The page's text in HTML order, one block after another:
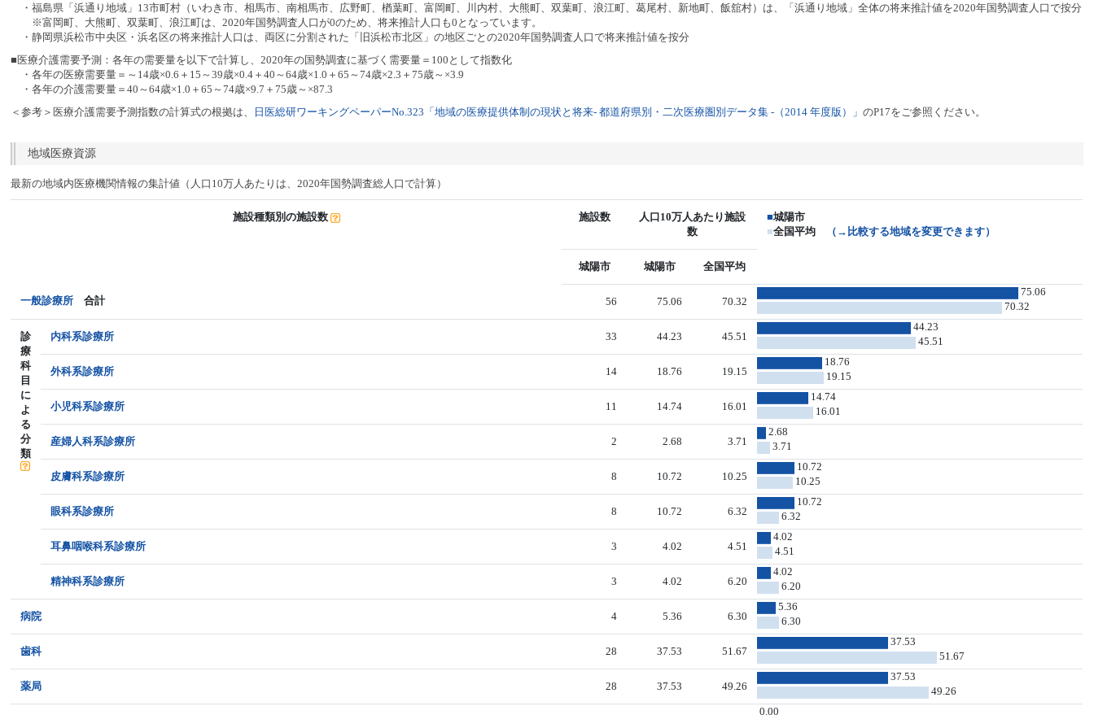
・福島県「浜通り地域」13市町村（いわき市、相馬市、南相馬市、広野町、楢葉町、富岡町、川内村、大熊町、双葉町、浪江町、葛尾村、新地町、飯舘村）は、「浜通り地域」全体の将来推計値を2020年国勢調査人口で按分
※富岡町、大熊町、双葉町、浪江町は、2020年国勢調査人口が0のため、将来推計人口も0となっています。
・静岡県浜松市中央区・浜名区の将来推計人口は、両区に分割された「旧浜松市北区」の地区ごとの2020年国勢調査人口で将来推計値を按分
■医療介護需要予測：各年の需要量を以下で計算し、2020年の国勢調査に基づく需要量＝100として指数化
・各年の医療需要量＝～14歳×0.6＋15～39歳×0.4＋40～64歳×1.0＋65～74歳×2.3＋75歳～×3.9
・各年の介護需要量＝40～64歳×1.0＋65～74歳×9.7＋75歳～×87.3
＜参考＞医療介護需要予測指数の計算式の根拠は、
日医総研ワーキングペーパーNo.323「地域の医療提供体制の現状と将来- 都道府県別・二次医療圏別データ集 -（2014 年度版）」のP17をご参照ください。
地域医療資源
最新の地域内医療機関情報の集計値（人口10万人あたりは、2020年国勢調査総人口で計算）
施設種類別の施設数 施設数
人口10万人あたり施設
数
■城陽市
■全国平均 （→比較する地域を変更できます）
城陽市 城陽市 全国平均
一般診療所 合計 56 75.06 70.32
75.06
70.32
診
療
科
目
に
よ
る
分
類
内科系診療所 33 44.23 45.51
44.23
45.51
外科系診療所 14 18.76 19.15
18.76
19.15
小児科系診療所 11 14.74 16.01
14.74
16.01
産婦人科系診療所 2 2.68 3.71
2.68
3.71
皮膚科系診療所 8 10.72 10.25
10.72
10.25
眼科系診療所 8 10.72 6.32
10.72
6.32
耳鼻咽喉科系診療所 3 4.02 4.51
4.02
4.51
精神科系診療所 3 4.02 6.20
4.02
6.20
病院 4 5.36 6.30
5.36
6.30
歯科 28 37.53 51.67
37.53
51.67
薬局 28 37.53 49.26
37.53
49.26
0.00